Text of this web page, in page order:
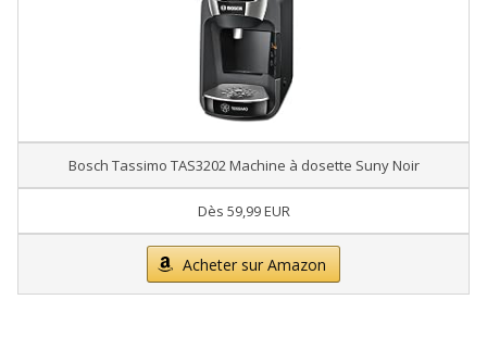
Bosch Tassimo TAS3202 Machine à dosette Suny Noir
Dès 59,99 EUR
Acheter sur Amazon